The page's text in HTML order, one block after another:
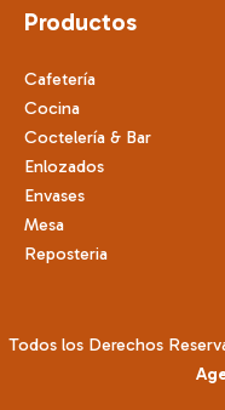
Productos
Cafetería
Cocina
Coctelería & Bar
Enlozados
Envases
Mesa
Reposteria
Todos los Derechos